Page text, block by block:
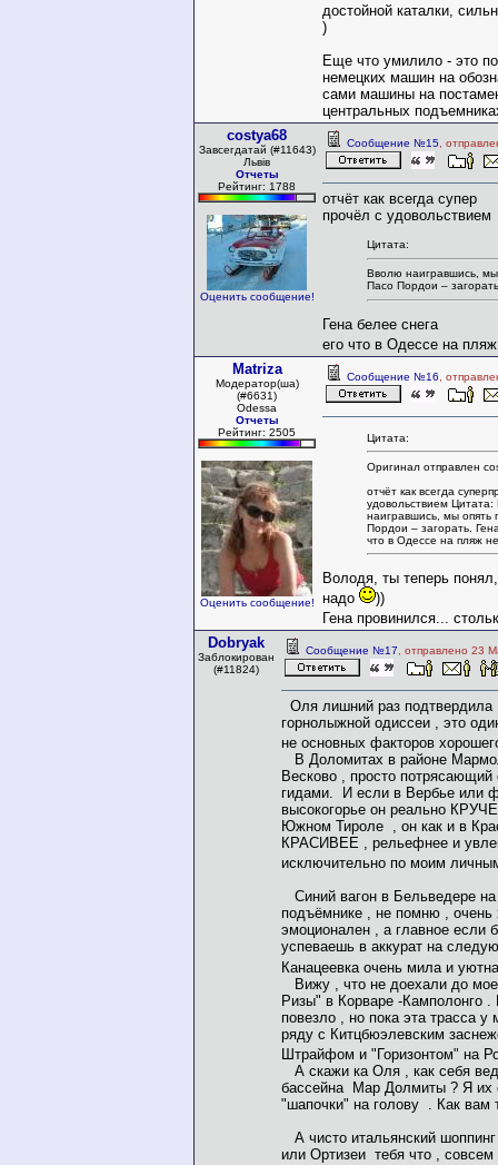
достойной каталки,
)
Еще что умилило - это
немецких машин на
сами машины на
центральных
costya68
Завсегдатай (#11643)
Львів
Отчеты
Рейтинг: 1788
Оценить сообщение!
Сообщение №15 ,
отчёт как всегда супер
прочёл с удовольствием
Цитата:
Вволю наигравшись, мы
Пасо Пордои –
Гена белее снега
его что в Одессе на
Matriza
Модератор(ша)
(#6631)
Odessa
Отчеты
Рейтинг: 2505
Оценить сообщение!
Сообщение №16 ,
Цитата:
Оригинал отправлен
отчёт как всегда
удовольствием
наигравшись, мы опять
Пордои – загорать.
что в Одессе на пляж
Володя, ты теперь
надо
))
Гена провинился...
Dobryak
Заблокирован
(#11824)
Сообщение №17 , отправлено 23
Оля лишний раз
горнолыжной одиссеи , это
не основных факторов
В Доломитах в районе
Весково , просто
гидами. И если в Вербье или
высокогорье он реально
Южном Тироле , он как и в
КРАСИВЕЕ , рельефнее и
исключительно по моим
Синий вагон в Бельведере на
подъёмнике , не помню , очень
эмоционален , а главное если
успеваешь в аккурат на
Канацеевка очень мила и
Вижу , что не доехали до
Ризы" в Корваре -Камполонго
повезло , но пока эта трасса
ряду с Китцбюэлевским
Штрайфом и "Горизонтом" на
А скажи ка Оля , как себя
бассейна Мар Долмиты ? Я их
"шапочки" на голову . Как вам
А чисто итальянский
или Ортизеи тебя что , совсем